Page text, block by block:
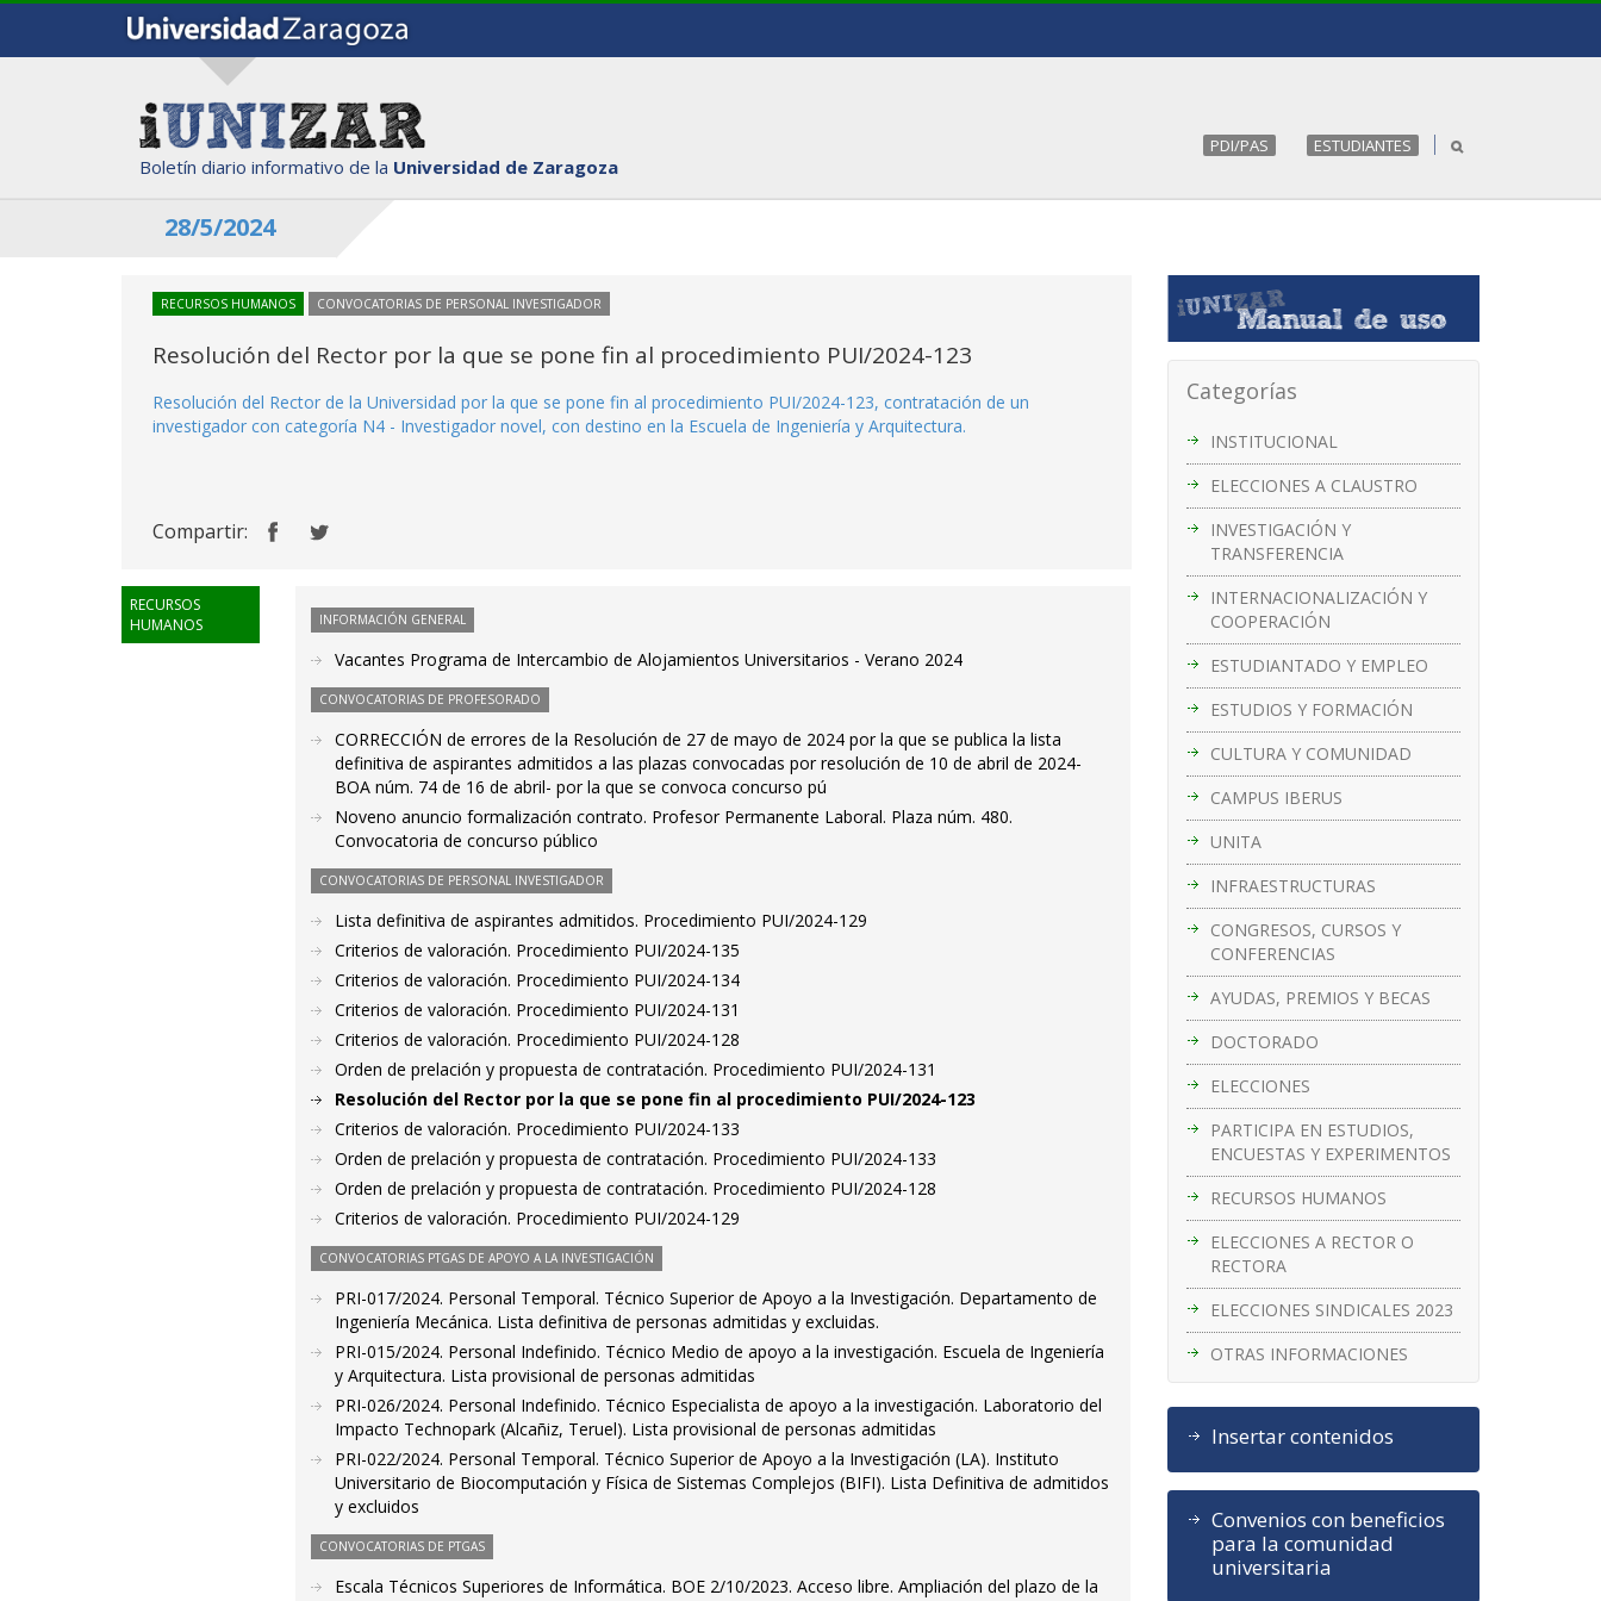
Boletín diario informativo de la Universidad de Zaragoza
PDI/PAS ESTUDIANTES
28/5/2024
Categorías
INSTITUCIONAL
ELECCIONES A CLAUSTRO
INVESTIGACIÓN Y
TRANSFERENCIA
INTERNACIONALIZACIÓN Y
COOPERACIÓN
ESTUDIANTADO Y EMPLEO
ESTUDIOS Y FORMACIÓN
CULTURA Y COMUNIDAD
CAMPUS IBERUS
UNITA
INFRAESTRUCTURAS
CONGRESOS, CURSOS Y
CONFERENCIAS
AYUDAS, PREMIOS Y BECAS
DOCTORADO
ELECCIONES
PARTICIPA EN ESTUDIOS,
ENCUESTAS Y EXPERIMENTOS
RECURSOS HUMANOS
ELECCIONES A RECTOR O
RECTORA
ELECCIONES SINDICALES 2023
OTRAS INFORMACIONES
Insertar contenidos
Convenios con beneficios
para la comunidad
universitaria
RECURSOS HUMANOS CONVOCATORIAS DE PERSONAL INVESTIGADOR
Resolución del Rector por la que se pone fin al procedimiento PUI/2024-123
Resolución del Rector de la Universidad por la que se pone fin al procedimiento PUI/2024-123, contratación de un
investigador con categoría N4 - Investigador novel, con destino en la Escuela de Ingeniería y Arquitectura.
Compartir:
RECURSOS
HUMANOS
INFORMACIÓN GENERAL
Vacantes Programa de Intercambio de Alojamientos Universitarios - Verano 2024
CONVOCATORIAS DE PROFESORADO
CORRECCIÓN de errores de la Resolución de 27 de mayo de 2024 por la que se publica la lista
definitiva de aspirantes admitidos a las plazas convocadas por resolución de 10 de abril de 2024-
BOA núm. 74 de 16 de abril- por la que se convoca concurso pú
Noveno anuncio formalización contrato. Profesor Permanente Laboral. Plaza núm. 480.
Convocatoria de concurso público
CONVOCATORIAS DE PERSONAL INVESTIGADOR
Lista definitiva de aspirantes admitidos. Procedimiento PUI/2024-129
Criterios de valoración. Procedimiento PUI/2024-135
Criterios de valoración. Procedimiento PUI/2024-134
Criterios de valoración. Procedimiento PUI/2024-131
Criterios de valoración. Procedimiento PUI/2024-128
Orden de prelación y propuesta de contratación. Procedimiento PUI/2024-131
Resolución del Rector por la que se pone fin al procedimiento PUI/2024-123
Criterios de valoración. Procedimiento PUI/2024-133
Orden de prelación y propuesta de contratación. Procedimiento PUI/2024-133
Orden de prelación y propuesta de contratación. Procedimiento PUI/2024-128
Criterios de valoración. Procedimiento PUI/2024-129
CONVOCATORIAS PTGAS DE APOYO A LA INVESTIGACIÓN
PRI-017/2024. Personal Temporal. Técnico Superior de Apoyo a la Investigación. Departamento de
Ingeniería Mecánica. Lista definitiva de personas admitidas y excluidas.
PRI-015/2024. Personal Indefinido. Técnico Medio de apoyo a la investigación. Escuela de Ingeniería
y Arquitectura. Lista provisional de personas admitidas
PRI-026/2024. Personal Indefinido. Técnico Especialista de apoyo a la investigación. Laboratorio del
Impacto Technopark (Alcañiz, Teruel). Lista provisional de personas admitidas
PRI-022/2024. Personal Temporal. Técnico Superior de Apoyo a la Investigación (LA). Instituto
Universitario de Biocomputación y Física de Sistemas Complejos (BIFI). Lista Definitiva de admitidos
y excluidos
CONVOCATORIAS DE PTGAS
Escala Técnicos Superiores de Informática. BOE 2/10/2023. Acceso libre. Ampliación del plazo de la